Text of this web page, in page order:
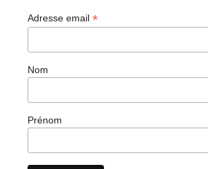
Adresse email *
Nom
Prénom